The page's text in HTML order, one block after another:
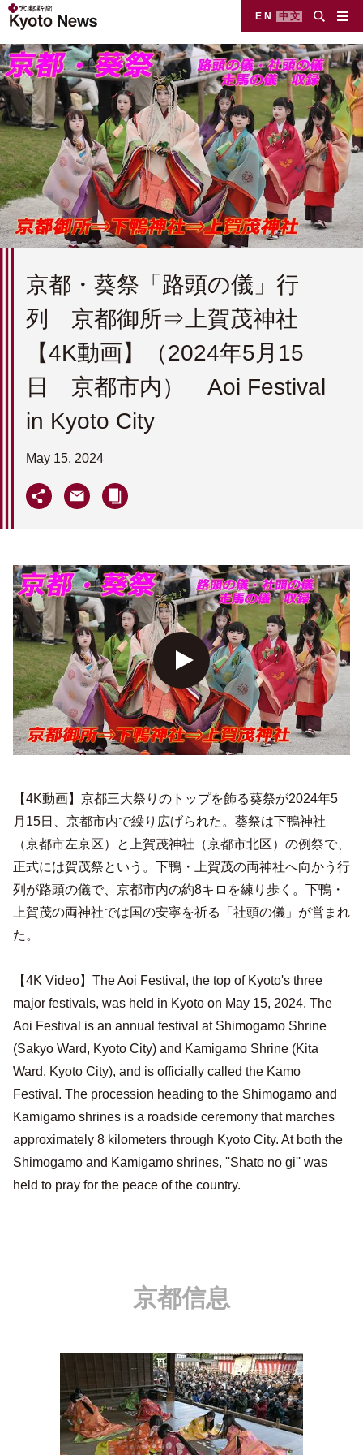
EN 中文
京都・葵祭「路頭の儀」行
列 京都御所⇒上賀茂神社
【4K動画】（2024年5月15
日 京都市内） Aoi Festival
in Kyoto City
May 15, 2024
【4K動画】京都三大祭りのトップを飾る葵祭が2024年5
月15日、京都市内で繰り広げられた。葵祭は下鴨神社
（京都市左京区）と上賀茂神社（京都市北区）の例祭で、
正式には賀茂祭という。下鴨・上賀茂の両神社へ向かう行
列が路頭の儀で、京都市内の約8キロを練り歩く。下鴨・
上賀茂の両神社では国の安寧を祈る「社頭の儀」が営まれ
た。
【4K Video】The Aoi Festival, the top of Kyoto's three
major festivals, was held in Kyoto on May 15, 2024. The
Aoi Festival is an annual festival at Shimogamo Shrine
(Sakyo Ward, Kyoto City) and Kamigamo Shrine (Kita
Ward, Kyoto City), and is officially called the Kamo
Festival. The procession heading to the Shimogamo and
Kamigamo shrines is a roadside ceremony that marches
approximately 8 kilometers through Kyoto City. At both the
Shimogamo and Kamigamo shrines, ''Shato no gi'' was
held to pray for the peace of the country.
京都信息